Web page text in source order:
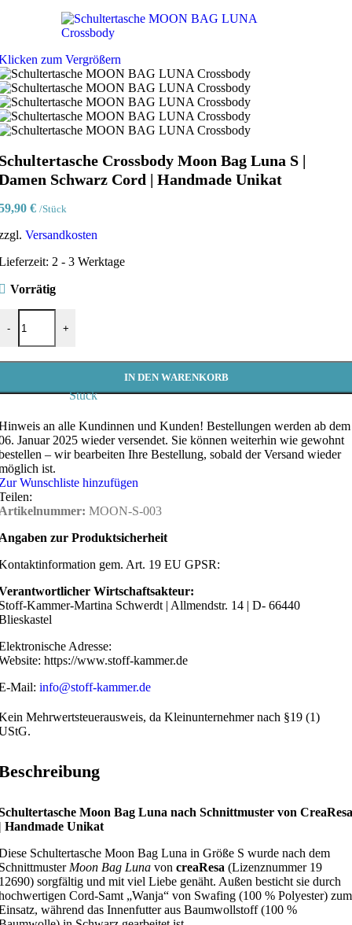
zum Vergrößern
Crossbody Moon Bag Luna S |
Schwarz Cord | Handmade Unikat
€ /Stück
Versandkosten
2 - 3 Werktage
Vorrätig
-
Crossbody Moon Bag Luna S | Damen Schwarz Cord
+
Stück
IN DEN WARENKORB
an alle Kundinnen und Kunden! Bestellungen werden ab dem
Januar 2025 wieder versendet. Sie können weiterhin wie gewohnt
– wir bearbeiten Ihre Bestellung, sobald der Versand wieder
ist.
Wunschliste hinzufügen
MOON-S-003
zur Produktsicherheit
gem. Art. 19 EU GPSR:
Wirtschaftsakteur:
Kammer-Martina Schwerdt | Allmendstr. 14 | D- 66440
Adresse:
https://www.stoff-kammer.de
Mail: info@stoff-kammer.de
Mehrwertsteuerausweis, da Kleinunternehmer nach §19 (1)
Moon Bag Luna nach Schnittmuster von CreaResa
Handmade Unikat
Schultertasche Moon Bag Luna in Größe S wurde nach dem
Moon Bag Luna von creaResa (Lizenznummer 19
sorgfältig und mit viel Liebe genäht. Außen besticht sie durch
Cord-Samt „Wanja“ von Swafing (100 % Polyester) zum
während das Innenfutter aus Baumwollstoff (100 %